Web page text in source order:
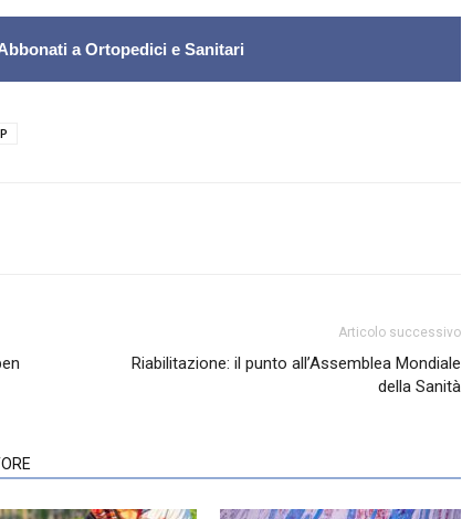
a Ortopedici e Sanitari
Articolo successivo
Riabilitazione: il punto all’Assemblea Mondiale
della Sanità